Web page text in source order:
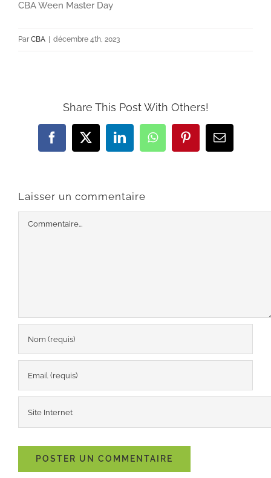
CBA Ween Master Day
Par CBA | décembre 4th, 2023
Share This Post With Others!
Facebook
X LinkedInWhatsAppPinterestEmail
Laisser un commentaire
Commentaire